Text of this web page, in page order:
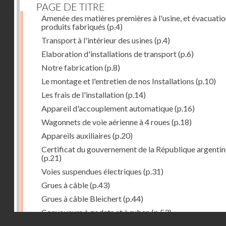
PAGE DE TITRE
Amenée des matières premières à l'usine, et
produits fabriqués (p.4)
Transport à l'intérieur des usines (p.4)
Elaboration d'installations de transport(p.6)
Notre fabrication(p.8)
Le montage et l'entretien de nos Installations (p.10)
Les frais de l'installation(p.14)
Appareil d'accouplement automatique(p.16)
Wagonnets de voie aérienne à 4 roues (p.18)
Appareils auxiliaires (p.20)
Certificat du gouvernement de la République
(p.21)
Voies suspendues électriques (p.31)
Grues à câble(p.43)
Grues à câble Bleichert(p.44)
Convoyeurs à godets et à ruban(p.53)